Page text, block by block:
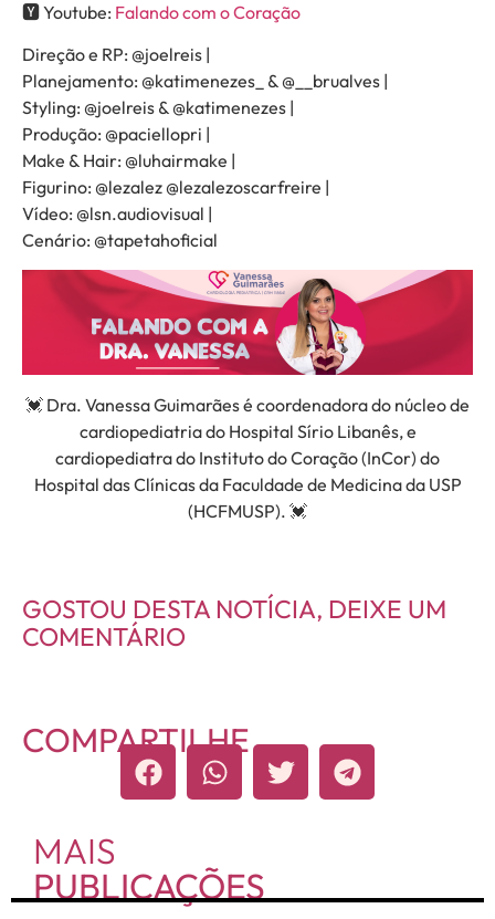
🆈 Youtube: Falando com o Coração
Direção e RP: @joelreis |
Planejamento: @katimenezes_ & @_
_brualves |
Styling: @joelreis & @katimenezes |
Produção: @paciellopri |
Make & Hair: @luhairmake |
Figurino: @lezalez @lezalezoscarfreire |
Vídeo: @lsn.audiovisual |
Cenário: @tapetahoficial
💓 Dra. Vanessa Guimarães é coordenadora do núcleo de
cardiopediatria do Hospital Sírio Libanês, e
cardiopediatra do Instituto do Coração (InCor) do
Hospital das Clínicas da Faculdade de Medicina da USP
(HCFMUSP). 💓
GOSTOU DESTA NOTÍCIA, DEIXE UM
COMENTÁRIO
COMPARTILHE
MAIS
PUBLICAÇÕES